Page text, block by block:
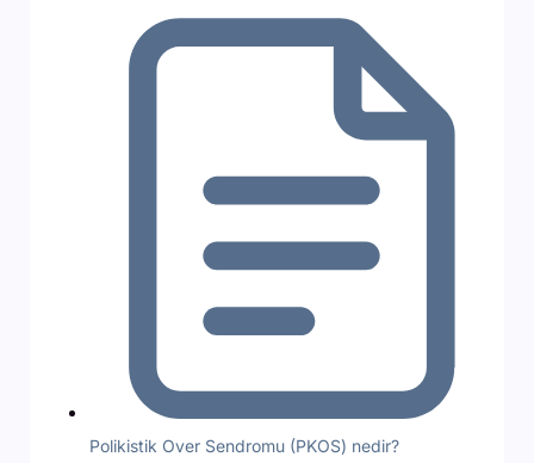
Polikistik Over Sendromu (PKOS) nedir?